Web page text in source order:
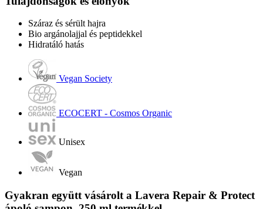
Száraz és sérült hajra
Bio argánolajjal és peptidekkel
Hidratáló hatás
Vegan Society
ECOCERT - Cosmos Organic
Unisex
Vegan
Gyakran együtt vásárolt a Lavera Repair & Protect